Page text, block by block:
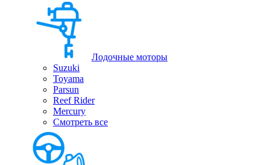
Лодочные моторы
Suzuki
Toyama
Parsun
Reef Rider
Mercury
Смотреть все